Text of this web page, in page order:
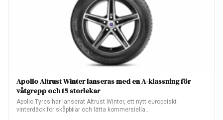
Apollo Altrust Winter lanseras med en A-klassning för
våtgrepp och 15 storlekar
Apollo Tyres har lanserat Altrust Winter, ett nytt europeiskt
vinterdäck för skåpbilar och lätta kommersiella…